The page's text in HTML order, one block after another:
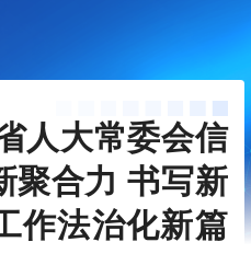
人大常委会信
聚合力 书写新
作法治化新篇